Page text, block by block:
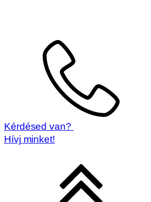
Kérdésed van?
Hívj minket!